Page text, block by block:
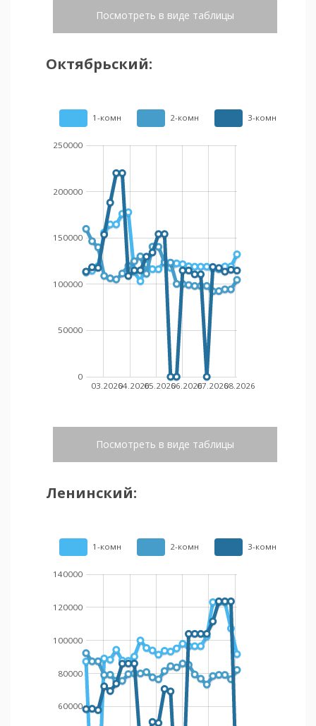
Посмотреть в виде таблицы
Октябрьский:
1-комн 2-комн 3-комн
03.202604.202605.202606.202607.202608.2026
0
50000
100000
150000
200000
250000
Посмотреть в виде таблицы
Ленинский:
1-комн 2-комн 3-комн
60000
80000
100000
120000
140000